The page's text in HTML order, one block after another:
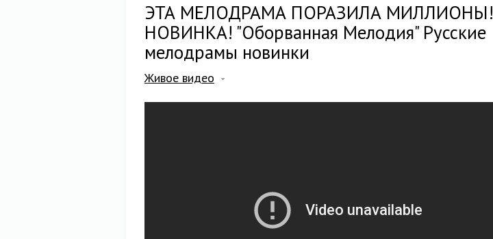
ЭТА МЕЛОДРАМА ПОРАЗИЛА МИЛЛИОНЫ!
НОВИНКА! "Оборванная Мелодия" Русские
мелодрамы новинки
Живое видео